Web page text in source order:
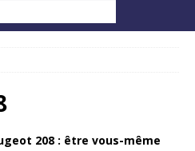
208 : être vous-même